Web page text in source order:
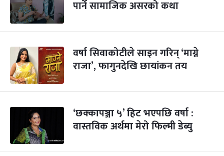
पार्ने सामाजिक असरको कथा
वर्षा सिवाकोटीले साइन गरिन् ‘माग्ने
राजा’, फागुनदेखि छायांकन तय
‘छक्कापञ्जा ५’ हिट भएपछि वर्षा :
वास्तविक अर्थमा मेरो फिल्मी डेब्यु